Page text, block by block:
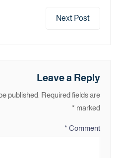
Next Post
Leave a Reply
published. Required fields are
marked
*
Comment
*